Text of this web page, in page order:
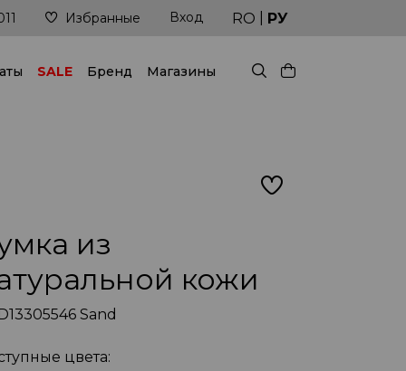
тренды всегда под рукой!
Избранные Вход RO РУ
SALE Бренд Магазины
из
кожи
Sand
цвета: